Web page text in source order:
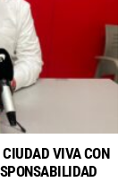
VIVA CON